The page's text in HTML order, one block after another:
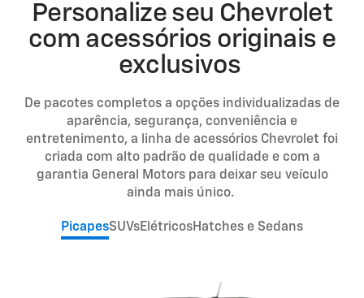
Personalize seu Chevrolet
com acessórios originais e
exclusivos
De pacotes completos a opções individualizadas de
aparência, segurança, conveniência e
entretenimento, a linha de acessórios Chevrolet foi
criada com alto padrão de qualidade e com a
garantia General Motors para deixar seu veículo
ainda mais único.
PicapesSUVsElétricosHatches e Sedans